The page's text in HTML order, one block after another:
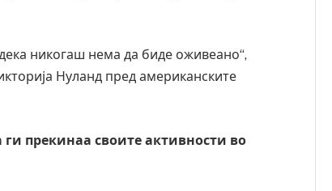
никогаш нема да биде оживеано“,
Нуланд пред американските
прекинаа своите активности во